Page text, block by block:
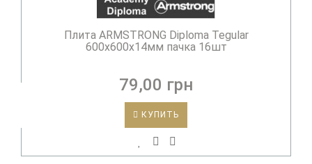
Плита ARMSTRONG Diploma Tegular
600х600х14мм пачка 16шт
79,00 грн
КУПИТЬ